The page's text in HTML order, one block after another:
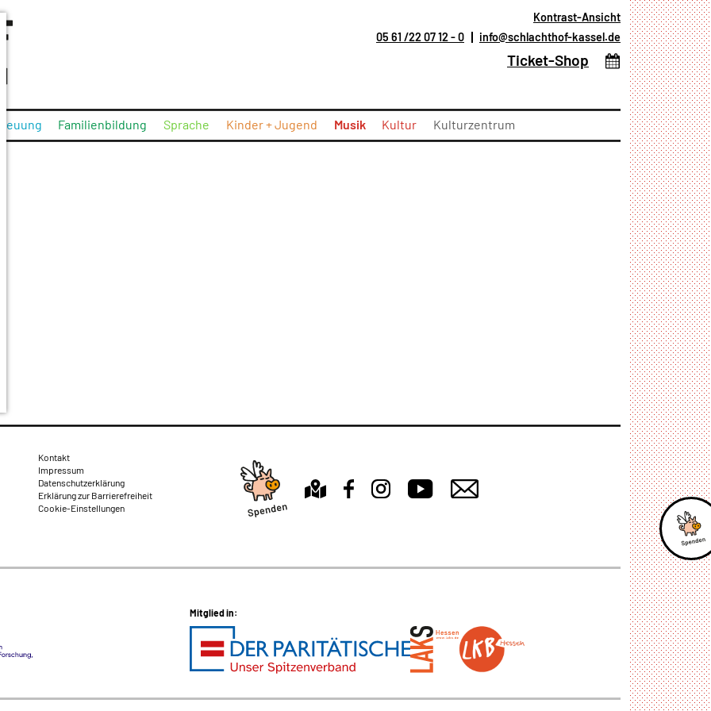
Kontrast-Ansicht
05 61 /22 07 12 - 0
info@schlachthof-kassel.de
Ticket-Shop (öffnet in neuem
Familienbildung Sprache Kinder + Jugend Musik Kultur Kulturzentrum
Rechtliches
Kontakt
Impressum
Datenschutzerklärung
Erklärung zur Barrierefreiheit
Cookie-Einstellungen
Mitglied in: